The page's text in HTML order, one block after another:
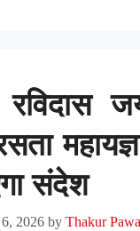
संदेश
2026 by Thakur